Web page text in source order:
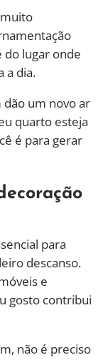
do lugar onde
a dia.
um novo ar
quarto esteja
é para gerar
para
descanso.
e
gosto contribui
não é preciso